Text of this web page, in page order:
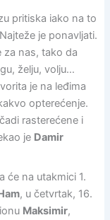
pritiska iako na to
je ponavljati.
za nas, tako da
želju, volju…
je na leđima
opterećenje.
rasterećene i
je Damir
će na utakmici 1.
, u četvrtak, 16.
Maksimir,